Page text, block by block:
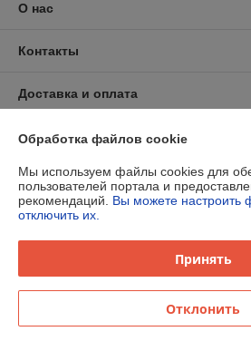
О нас
Контакты
Доставка и оплата
График работы
Полная версия сайта
Политика обработки cookies
Сайт создан на платформе Deal.by
Обработка файлов cookie
Мы используем файлы cookies для
пользователей портала и
рекомендаций. Вы можете настроить
отключить их.
Принять
Отклонить